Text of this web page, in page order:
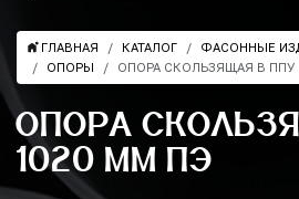
ГЛАВНАЯ КАТАЛОГ
ФАСОННЫЕ
ОПОРЫ
ОПОРА СКОЛЬЗЯЩАЯ В ППУ
ОПОРА
1020 ММ ПЭ